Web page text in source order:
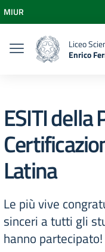
Vai al menu di
Vai al footer
MIUR
Liceo
Enrico
ESITI della
Latina
Le più vive
sinceri a tutti gli
hanno